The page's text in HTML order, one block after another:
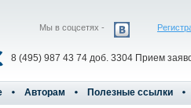
8 (495) 987 43 74 доб. 3304 Прием
Мы в соцсетях -
Авторам Полезные ссылки